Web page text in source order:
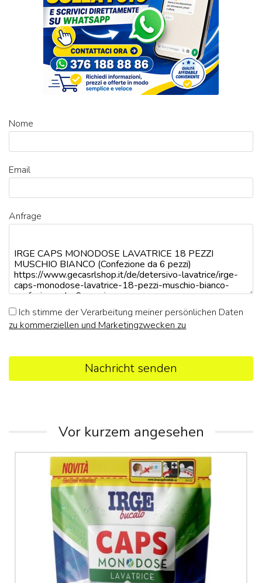
Nome
Email
Anfrage
Ich stimme der Verarbeitung meiner persönlichen Daten
zu kommerziellen und Marketingzwecken zu
Nachricht senden
Vor kurzem angesehen